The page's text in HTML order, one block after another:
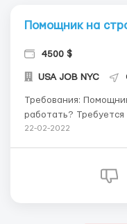
Помощник на
4500 $
USA JOB NYC
Требования:
работать?
США Обязанности:
22-02-2022